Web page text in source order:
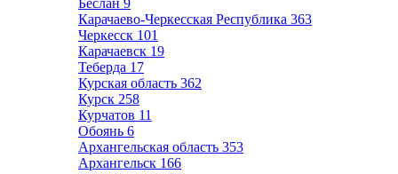
Беслан 9
Карачаево-Черкесская Республика 363
Черкесск 101
Карачаевск 19
Теберда 17
Курская область 362
Курск 258
Курчатов 11
Обоянь 6
Архангельская область 353
Архангельск 166